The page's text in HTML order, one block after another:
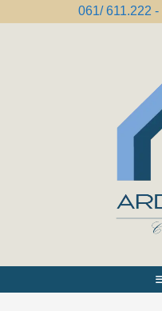
061/ 611.222 -